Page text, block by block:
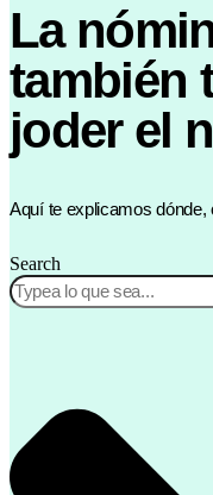
La
también
joder el
Aquí te explicamos dónde,
Search